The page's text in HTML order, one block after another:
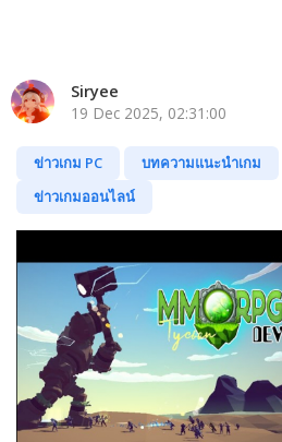
Siryee
19 Dec 2025, 02:31:00
ข่าวเกม PC บทความแนะนำเกม
ข่าวเกมออนไลน์